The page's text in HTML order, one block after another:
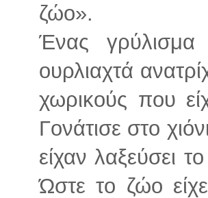
ζώο».
Ένας γρύλισμα
ουρλιαχτά
χωρικούς που
Γονάτισε στο
είχαν λαξεύσει
Ώστε το ζώο